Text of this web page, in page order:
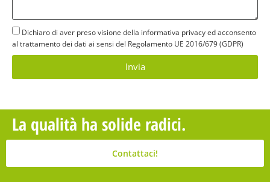
Dichiaro di aver preso visione della informativa privacy ed acconsento
al trattamento dei dati ai sensi del Regolamento UE 2016/679 (GDPR)
Invia
La qualità ha solide radici.
Contattaci!